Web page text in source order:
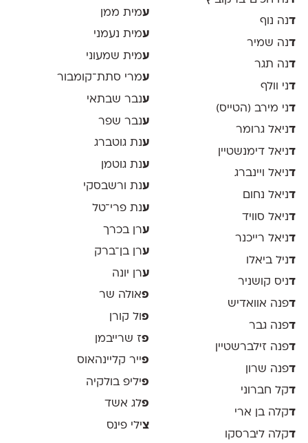
דנה נוף
דנה שמיר
דנה תגר
דני וולף
דני מירב (הטייס)
דניאל גרומר
דניאל דימנשטיין
דניאל ויינברג
דניאל נחום
דניאל סוויד
דניאל רייכנר
דניל ביאלו
דניס קושניר
דפנה אוואדיש
דפנה גבר
דפנה זילברשטיין
דפנה שרון
דקל חברוני
דקלה בן ארי
דקלה ליברסקו
עמית ממן
עמית נעמני
עמית שמעוני
עמרי סתת־קומבור
ענבר שבתאי
ענבר שפר
ענת גוטברג
ענת גוטמן
ענת ורשבסקי
ענת פרי־טל
ערן בכרך
ערן בן־ברק
ערן יונה
פאולה שר
פ ול קורן
פז שרייבמן
פייר קליינהאוס
פיליפ בולקיה
פלג אשד
צילי פינס